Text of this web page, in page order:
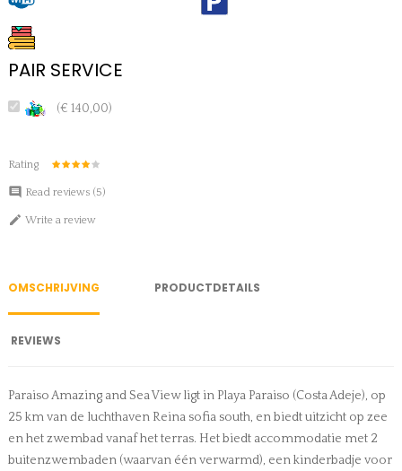
PAIR SERVICE
(€ 140,00)
Rating
 Read reviews (5)
 Write a review
OMSCHRIJVING PRODUCTDETAILS
REVIEWS
Paraiso Amazing and Sea View ligt in Playa Paraiso (Costa Adeje), op
25 km van de luchthaven Reina sofia south, en biedt uitzicht op zee
en het zwembad vanaf het terras. Het biedt accommodatie met 2
buitenzwembaden (waarvan één verwarmd), een kinderbadje voor